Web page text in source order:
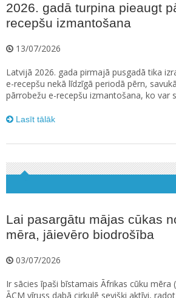
2026. gadā turpina pieaugt
recepšu izmantošana
13/07/2026
Latvijā 2026. gada pirmajā pusgadā tika
e-recepšu nekā līdzīgā periodā pērn,
pārrobežu e-recepšu izmantošana, ko var
Lasīt tālāk
Lai pasargātu mājas cūkas
mēra, jāievēro biodrošība
03/07/2026
Ir sācies īpaši bīstamais Āfrikas cūku mēra
ĀCM vīruss dabā cirkulē sevišķi aktīvi,